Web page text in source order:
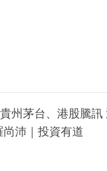
州茅台、港股騰訊
沛｜投資有道